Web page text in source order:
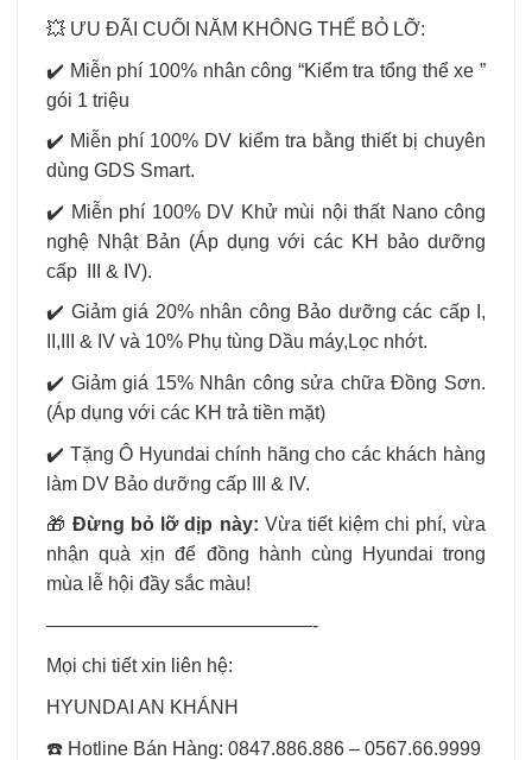
💥 ƯU ĐÃI CUỐI NĂM KHÔNG THỂ BỎ LỠ:
✔️ Miễn phí 100% nhân công “Kiểm tra tổng thể xe ”
gói 1 triệu
✔️ Miễn phí 100% DV kiểm tra bằng thiết bị chuyên
dùng GDS Smart.
✔️ Miễn phí 100% DV Khử mùi nội thất Nano công
nghệ Nhật Bản (Áp dụng với các KH bảo dưỡng
cấp III & IV).
✔️ Giảm giá 20% nhân công Bảo dưỡng các cấp I,
II,III & IV và 10% Phụ tùng Dầu máy,Lọc nhớt.
✔️ Giảm giá 15% Nhân công sửa chữa Đồng Sơn.
(Áp dụng với các KH trả tiền mặt)
✔️ Tặng Ô Hyundai chính hãng cho các khách hàng
làm DV Bảo dưỡng cấp III & IV.
🎁Đừng bỏ lỡ dịp này: Vừa tiết kiệm chi phí, vừa
nhận quà xịn để đồng hành cùng Hyundai trong
mùa lễ hội đầy sắc màu!
——————————————-
Mọi chi tiết xin liên hệ:
HYUNDAI AN KHÁNH
☎️ Hotline Bán Hàng: 0847.886.886 – 0567.66.9999